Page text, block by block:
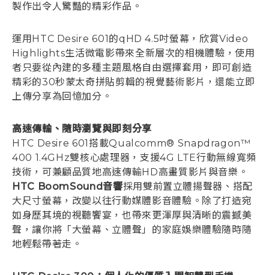
製作出令人驚豔的精彩作品。
運用HTC Desire 601的qHD 4.5吋螢幕，欣賞Video
Highlights生活微電影帶來全新層次的相機體驗，使用
者只要從內建的多種主題風格自由選擇套用，即可創造
精彩的30秒蒙太奇拼貼剪輯的視覺藝術影片，還能立即
上傳分享為回憶加分。
高速傳輸、隨時瀏覽與即刻分享
HTC Desire 601搭載Qualcomm® Snapdragon™
400 1.4GHz雙核心處理器，支援4G LTE行動無線寬頻
技術，可兼顧品質地高速傳輸HD高畫質影片與音樂。
HTC BoomSound音響採用雙前置立體揚聲器、搭配
大尺寸螢幕，改變以往行動媒體影音體驗。除了打造宛
如身歷其境的視聽饗宴，也帶來更渾厚與清晰的震撼美
聲，讓你將「大螢幕、立體聲」的家庭娛樂體驗隨時隨
地輕鬆帶著走。